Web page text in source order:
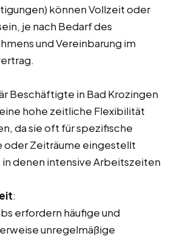
können Vollzeit oder
je nach Bedarf des
und Vereinbarung im
Beschäftigte in Bad Krozingen
hohe zeitliche Flexibilität
da sie oft für spezifische
oder Zeiträume eingestellt
denen intensive Arbeitszeiten
:
erfordern häufige und
unregelmäßige